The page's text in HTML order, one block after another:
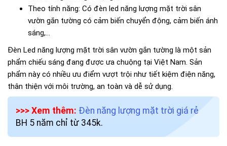
Theo tính năng: Có đèn led năng lượng mặt trời sân
vườn gắn tường có cảm biến chuyển động, cảm biến ánh
sáng,...
Đèn Led năng lượng mặt trời sân vườn gắn tường là một sản
phẩm chiếu sáng đang được ưa chuộng tại Việt Nam. Sản
phẩm này có nhiều ưu điểm vượt trội như tiết kiệm điện năng,
thân thiện với môi trường, an toàn và dễ sử dụng.
>>> Xem thêm: Đèn năng lượng mặt trời giá rẻ
BH 5 năm chỉ từ 345k.